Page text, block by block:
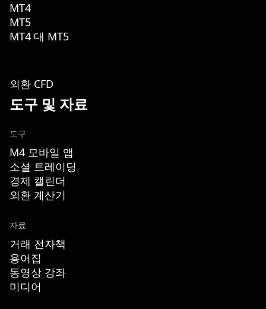
MT4
MT5
MT4 대 MT5
외환 CFD
도구 및 자료
도구
M4 모바일 앱
소셜 트레이딩
경제 캘린더
외환 계산기
자료
거래 전자책
용어집
동영상 강좌
미디어